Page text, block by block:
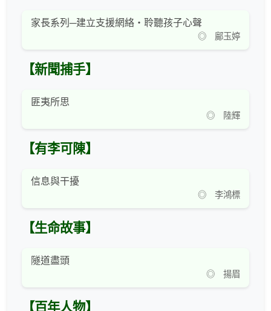
家長系列─建立支援網絡‧聆聽孩子心聲
◎ 鄺玉婷
【新聞捕手】
匪夷所思
◎ 陸輝
【有李可陳】
信息與干擾
◎ 李鴻標
【生命故事】
隧道盡頭
◎ 揚眉
【百年人物】